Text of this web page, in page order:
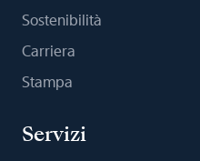
Sostenibilità
Carriera
Stampa
Servizi